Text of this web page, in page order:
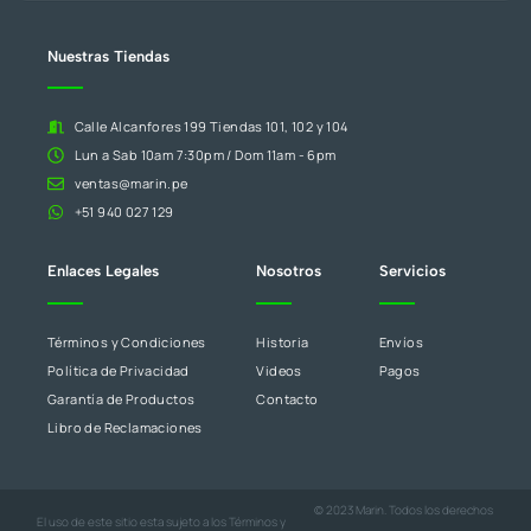
blanco.
Nuestras Tiendas
Calle Alcanfores 199 Tiendas 101, 102 y 104
Lun a Sab 10am 7:30pm / Dom 11am - 6pm
ventas@marin.pe
+51 940 027 129
Enlaces Legales
Términos y Condiciones
Política de Privacidad
Garantía de Productos
Libro de Reclamaciones
Nosotros
Historia
Videos
Contacto
Servicios
Envíos
Pagos
El uso de este sitio esta sujeto a los Términos y
© 2023 Marin. Todos los derechos